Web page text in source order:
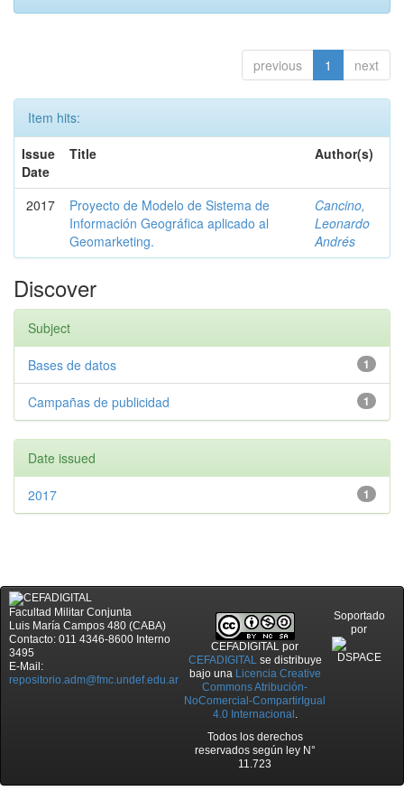
previous 1 next
Item hits:
Issue
Date
Title Author(s)
2017
Proyecto de Modelo de Sistema de
Información Geográfica aplicado al
Geomarketing.
Cancino,
Leonardo
Andrés
Discover
Subject
1
Bases de datos
1
Campañas de publicidad
Date issued
1
2017
Facultad Militar Conjunta
Luis María Campos 480 (CABA)
Contacto: 011 4346-8600 Interno
3495
E-Mail:
repositorio.adm@fmc.undef.edu.ar
CEFADIGITAL por
CEFADIGITALse distribuye
bajo una Licencia Creative
Commons Atribución-
NoComercial-CompartirIgual
4.0 Internacional .
Todos los derechos
reservados según ley N°
11.723
Soportado
por